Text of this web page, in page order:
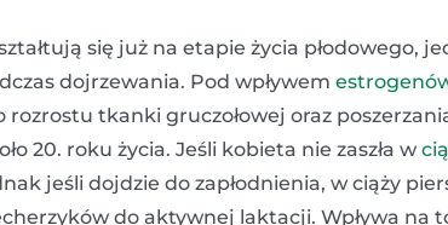
się już na etapie życia płodowego,
dojrzewania. Pod wpływem
rozrostu tkanki gruczołowej oraz
20. roku życia. Jeśli kobieta nie zaszła w
jeśli dojdzie do zapłodnienia, w ciąży
do aktywnej laktacji. Wpływa na